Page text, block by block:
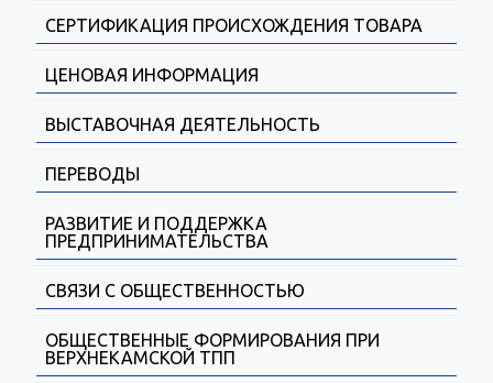
СЕРТИФИКАЦИЯ ПРОИСХОЖДЕНИЯ ТОВАРА
ЦЕНОВАЯ ИНФОРМАЦИЯ
ВЫСТАВОЧНАЯ ДЕЯТЕЛЬНОСТЬ
ПЕРЕВОДЫ
РАЗВИТИЕ И ПОДДЕРЖКА
ПРЕДПРИНИМАТЕЛЬСТВА
СВЯЗИ С ОБЩЕСТВЕННОСТЬЮ
ОБЩЕСТВЕННЫЕ ФОРМИРОВАНИЯ ПРИ
ВЕРХНЕКАМСКОЙ ТПП